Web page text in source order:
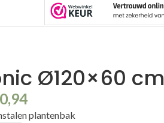
Ø120×60 cm
plantenbak